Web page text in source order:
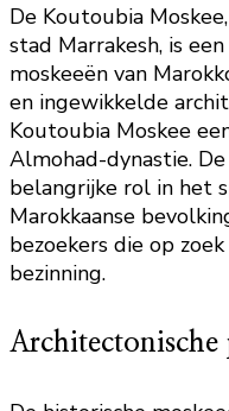
De Koutoubia
stad Marrakesh, is
moskeeën van
en ingewikkelde
Koutoubia Moskee
Almohad-dynastie.
belangrijke rol in het
Marokkaanse
bezoekers die op
bezinning.
Architectonische